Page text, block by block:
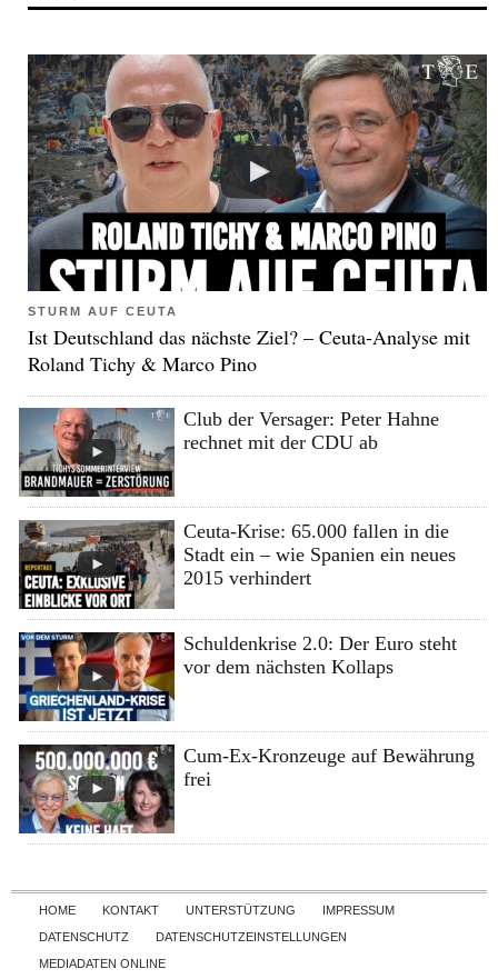
STURM AUF CEUTA
Ist Deutschland das nächste Ziel? – Ceuta-Analyse mit
Roland Tichy & Marco Pino
Club der Versager: Peter Hahne
rechnet mit der CDU ab
Ceuta-Krise: 65.000 fallen in die
Stadt ein – wie Spanien ein neues
2015 verhindert
Schuldenkrise 2.0: Der Euro steht
vor dem nächsten Kollaps
Cum-Ex-Kronzeuge auf Bewährung
frei
Skip to content
HOME KONTAKT UNTERSTÜTZUNG
IMPRESSUM
DATENSCHUTZ
DATENSCHUTZEINSTELLUNGEN
MEDIADATEN ONLINE